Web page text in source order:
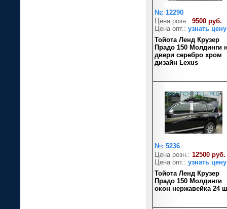
№: 12290
Цена розн.: 9500 руб.
Цена опт.: узнать цену
Тойота Ленд Крузер
Прадо 150 Молдинги
двери серебро хром
дизайн Lexus
№: 5236
Цена розн.: 12500 руб.
Цена опт.: узнать цену
Тойота Ленд Крузер
Прадо 150 Молдинги
окон нержавейка 24